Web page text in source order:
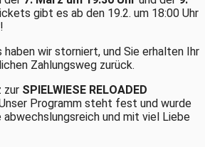
gibt es ab den 19.2. um 18:00 Uhr
wir storniert, und Sie erhalten Ihr
Zahlungsweg zurück.
zur SPIELWIESE RELOADED
Programm steht fest und wurde
abwechslungsreich und mit viel Liebe